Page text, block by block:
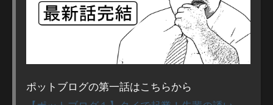
ポットブログの第一話はこちらから